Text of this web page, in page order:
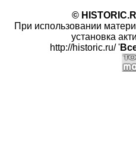
©
При использовании
установка
http://historic.ru/ '